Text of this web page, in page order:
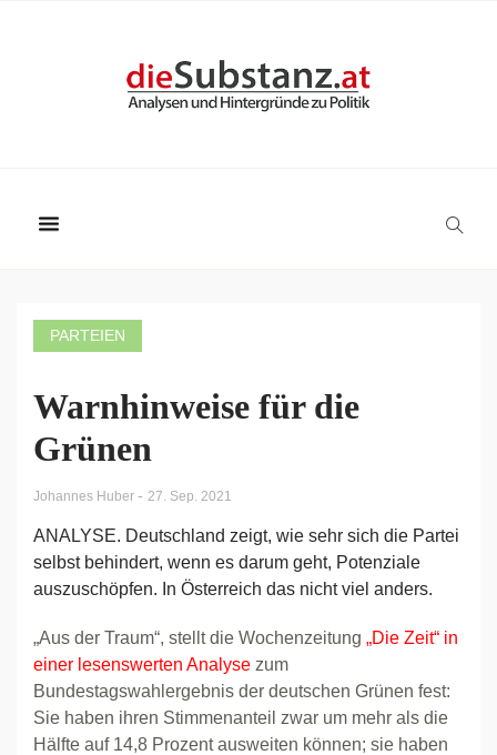
PARTEIEN
Warnhinweise für die
Grünen
Johannes Huber - 27. Sep. 2021
ANALYSE. Deutschland zeigt, wie sehr sich die Partei
selbst behindert, wenn es darum geht, Potenziale
auszuschöpfen. In Österreich das nicht viel anders.
„Aus der Traum“, stellt die Wochenzeitung „Die Zeit“ in
einer lesenswerten Analyse zum
Bundestagswahlergebnis der deutschen Grünen fest:
Sie haben ihren Stimmenanteil zwar um mehr als die
Hälfte auf 14,8 Prozent ausweiten können; sie haben